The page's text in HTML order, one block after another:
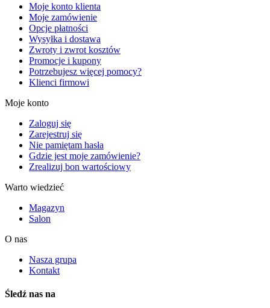
Moje konto klienta
Moje zamówienie
Opcje płatności
Wysyłka i dostawa
Zwroty i zwrot kosztów
Promocje i kupony
Potrzebujesz więcej pomocy?
Klienci firmowi
Moje konto
Zaloguj się
Zarejestruj się
Nie pamiętam hasła
Gdzie jest moje zamówienie?
Zrealizuj bon wartościowy
Warto wiedzieć
Magazyn
Salon
O nas
Nasza grupa
Kontakt
Śledź nas na